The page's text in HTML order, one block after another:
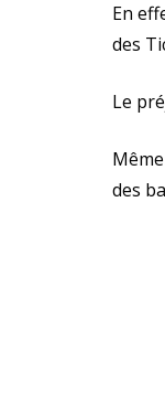
En
des
Le
des